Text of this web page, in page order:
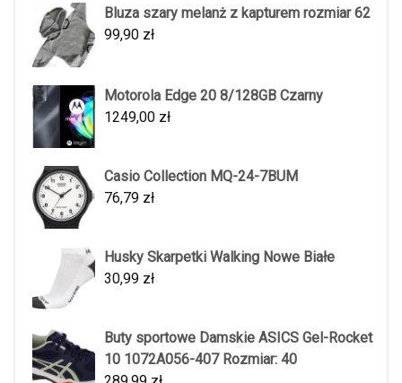
Bluza szary melanż z kapturem rozmiar 62
99,90 zł
Motorola Edge 20 8/128GB Czarny
1249,00 zł
Casio Collection MQ-24-7BUM
76,79 zł
Husky Skarpetki Walking Nowe Białe
30,99 zł
Buty sportowe Damskie ASICS Gel-Rocket
10 1072A056-407 Rozmiar: 40